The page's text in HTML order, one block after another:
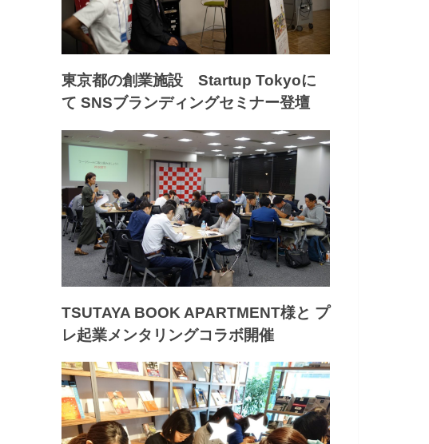
東京都の創業施設 Startup Tokyoに
て SNSブランディングセミナー登壇
TSUTAYA BOOK APARTMENT様と プ
レ起業メンタリングコラボ開催